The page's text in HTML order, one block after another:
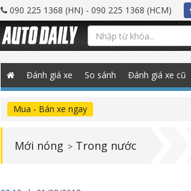
090 225 1368 (HN) - 090 225 1368 (HCM)
Đánh giá xe So sánh Đánh giá xe cũ
Mua - Bán xe ngay
Mới nóng > Trong nước